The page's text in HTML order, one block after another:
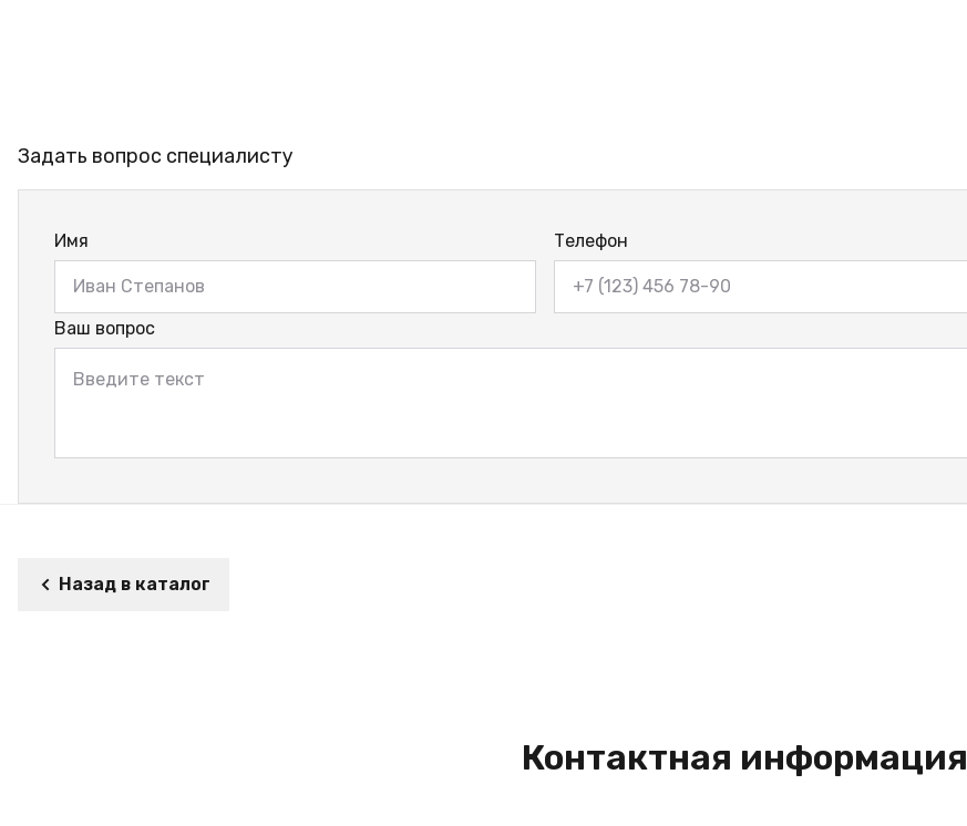
Задать вопрос специалисту
Имя Телефон
Ваш вопрос
Назад в каталог
Контактная информация